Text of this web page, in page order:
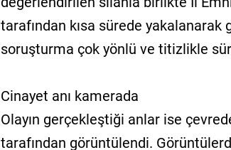
tarafından kısa sürede yakalanarak
soruşturma çok yönlü ve titizlikle
Cinayet anı kamerada
Olayın gerçekleştiği anlar ise
tarafından görüntülendi.